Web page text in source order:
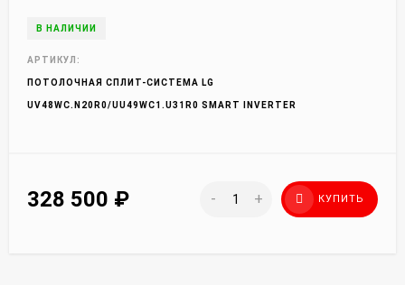
В НАЛИЧИИ
АРТИКУЛ:
ПОТОЛОЧНАЯ СПЛИТ-СИСТЕМА LG
UV48WC.N20R0/UU49WC1.U31R0 SMART INVERTER
328 500 ₽ - + КУПИТЬ